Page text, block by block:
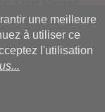
.
une meilleure
à utiliser ce
l'utilisation